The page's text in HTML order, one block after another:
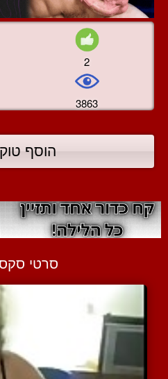
2
3863
הוסף
סרטי